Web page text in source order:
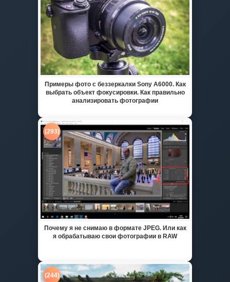
Примеры фото с беззеркалки Sony A6000. Как
выбрать объект фокусировки. Как правильно
анализировать фотографии
(293)
Почему я не снимаю в формате JPEG. Или как
я обрабатываю свои фотографии в RAW
(244)